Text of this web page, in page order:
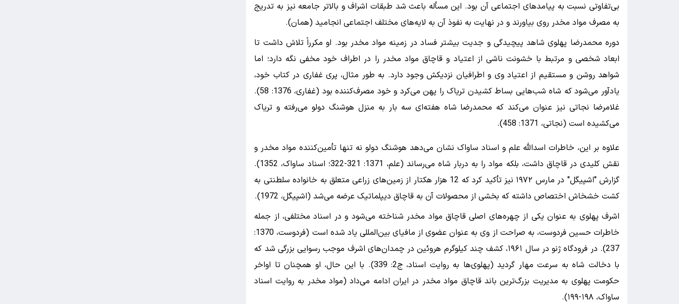
بی‌تفاوتی نسبت به پیامدهای اجتماعی آن بود. این مسأله باعث شد طبقات اشراف و بالاتر جامعه نیز به تدریج
به مصرف مواد مخدر روی بیاورند و در نهایت به نفوذ آن به لایه‌های مختلف اجتماعی انجامید (همان).
دوره محمدرضا پهلوی شاهد پیچیدگی و جدیت بیشتر فساد در زمینه مواد مخدر بود. او مکرراً تلاش داشت تا
ابعاد شخصی و مرتبط با خشونت ناشی از اعتیاد و قاچاق مواد مخدر را در اطراف خود مخفی نگه دارد؛ اما
شواهد روشن و مستقیم از اعتیاد وی و اطرافیان نزدیکش وجود دارد. به طور مثال، پری غفاری در کتاب خود،
یادآور می‌شود که شاه شب‌هایی بساط کشیدن تریاک را پهن می‌کرد و خود مصرف‌کننده بود (غفاری، 1376: 58).
غلامرضا نجاتی نیز عنوان می‌کند که محمدرضا شاه هفته‌ای سه بار به منزل هوشنگ دولو می‌رفته و تریاک
می‌کشیده است (نجاتی، 1371: 458).
علاوه بر این، خاطرات اسدالله علم و اسناد ساواک نشان می‌دهد هوشنگ دولو نه تنها تأمین‌کننده مواد مخدر و
نقش کلیدی در قاچاق داشت، بلکه مواد را به دربار شاه می‌رساند (علم، 1371: 321-322؛ اسناد ساواک، 1352).
گزارش "اشپیگل" در مارس ۱۹۷۲ نیز تأکید کرد که 12 هزار هکتار از زمین‌های زراعی متعلق به خانواده سلطنتی به
کشت خشخاش اختصاص داشته که بخشی از محصولات آن به قاچاق دیپلماتیک عرضه می‌شد (اشپیگل، 1972).
اشرف پهلوی به عنوان یکی از چهره‌های اصلی قاچاق مواد مخدر شناخته می‌شود و در اسناد مختلفی، از جمله
خاطرات حسین فردوست، به صراحت از وی به عنوان عضوی از مافیای بین‌المللی یاد شده است (فردوست، 1370:
237). در فرودگاه ژنو در سال ۱۹۶۱، کشف چند کیلوگرم هروئین در چمدان‌های اشرف موجب رسوایی بزرگی شد که
با دخالت شاه به سرعت مهار گردید (پهلوی‌ها به روایت اسناد، ج2: 339). با این حال، او همچنان تا اواخر
حکومت پهلوی به مدیریت بزرگ‌ترین باند قاچاق مواد مخدر در ایران ادامه می‌داد (مواد مخدر به روایت اسناد
ساواک، ۱۹۸-۱۹۹).